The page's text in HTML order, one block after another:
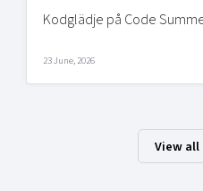
Kodglädje på Code
23 June, 2026
View all